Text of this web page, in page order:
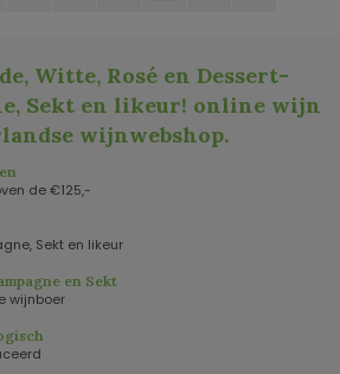
Witte, Rosé en Dessert-
Sekt en likeur! online wijn
wijnwebshop.
de €125,-
Sekt en likeur
en Sekt
wijnboer